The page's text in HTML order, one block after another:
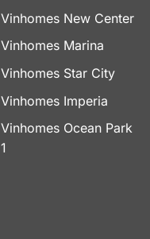
Vinhomes New Center
Vinhomes Marina
Vinhomes Star City
Vinhomes Imperia
Vinhomes Ocean Park
1